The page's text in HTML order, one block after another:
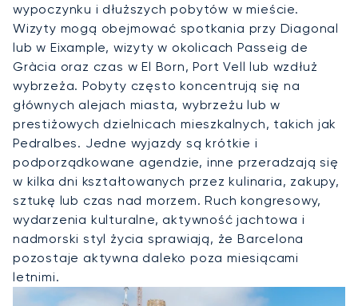
wypoczynku i dłuższych pobytów w mieście.
Wizyty mogą obejmować spotkania przy Diagonal
lub w Eixample, wizyty w okolicach Passeig de
Gràcia oraz czas w El Born, Port Vell lub wzdłuż
wybrzeża. Pobyty często koncentrują się na
głównych alejach miasta, wybrzeżu lub w
prestiżowych dzielnicach mieszkalnych, takich jak
Pedralbes. Jedne wyjazdy są krótkie i
podporządkowane agendzie, inne przeradzają się
w kilka dni kształtowanych przez kulinaria, zakupy,
sztukę lub czas nad morzem. Ruch kongresowy,
wydarzenia kulturalne, aktywność jachtowa i
nadmorski styl życia sprawiają, że Barcelona
pozostaje aktywna daleko poza miesiącami
letnimi.